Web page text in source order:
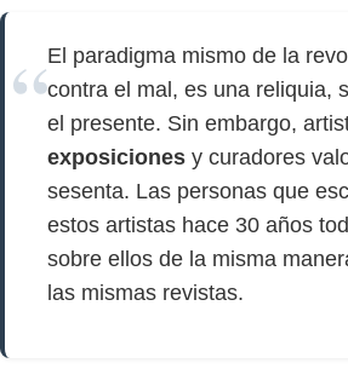
El paradigma mismo de la
contra el mal, es una reliquia,
el presente. Sin embargo,
exposiciones y curadores
sesenta. Las personas que
estos artistas hace 30 años
sobre ellos de la misma
las mismas revistas.